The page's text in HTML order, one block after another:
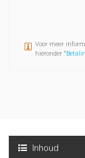
Voor meer
hieronder "
Inhoud